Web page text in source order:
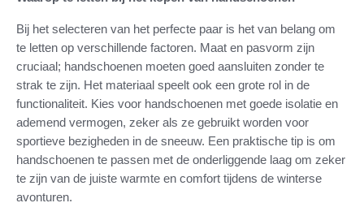
Bij het selecteren van het perfecte paar is het van belang om
te letten op verschillende factoren. Maat en pasvorm zijn
cruciaal; handschoenen moeten goed aansluiten zonder te
strak te zijn. Het materiaal speelt ook een grote rol in de
functionaliteit. Kies voor handschoenen met goede isolatie en
ademend vermogen, zeker als ze gebruikt worden voor
sportieve bezigheden in de sneeuw. Een praktische tip is om
handschoenen te passen met de onderliggende laag om zeker
te zijn van de juiste warmte en comfort tijdens de winterse
avonturen.